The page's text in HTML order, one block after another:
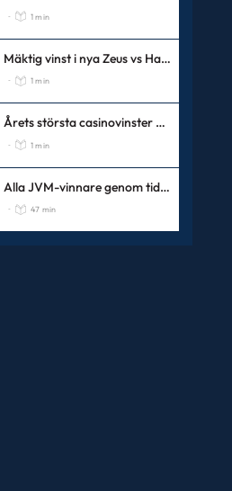
- 1 min
Mäktig vinst i nya Zeus vs Hades
- 1 min
Årets största casinovinster 2025
- 1 min
Alla JVM-vinnare genom tiderna
- 47 min